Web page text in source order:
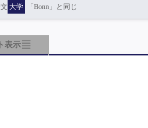
大学 「Bonn」と同じ
表示